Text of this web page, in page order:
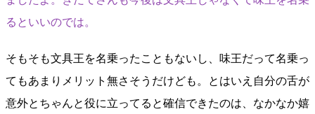
るといいのでは。
そもそも文具王を名乗ったこともないし、味王だって名乗っ
てもあまりメリット無さそうだけども。とはいえ自分の舌が
意外とちゃんと役に立ってると確信できたのは、なかなか嬉